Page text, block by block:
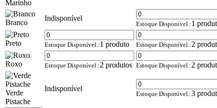
Marinho
Branco
Indisponível
Estoque Disponível.:1
Preto Estoque Disponível.:1 produto Estoque Disponível.:2
Roxo Estoque Disponível.:2 produtos Estoque Disponível.:2
Verde
Pistache
Indisponível
Estoque Disponível.:3